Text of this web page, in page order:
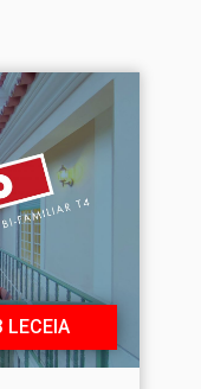
LECEIA